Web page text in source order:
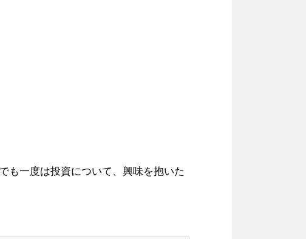
も一度は投資について、興味を抱いた